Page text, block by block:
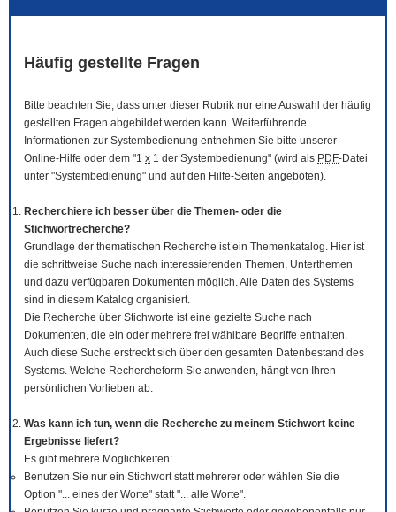
Häufig gestellte Fragen
Bitte beachten Sie, dass unter dieser Rubrik nur eine Auswahl der häufig
gestellten Fragen abgebildet werden kann. Weiterführende
Informationen zur Systembedienung entnehmen Sie bitte unserer
Online-Hilfe oder dem "1 x 1 der Systembedienung" (wird als PDF-Datei
unter "Systembedienung" und auf den Hilfe-Seiten angeboten).
Recherchiere ich besser über die Themen- oder die
Stichwortrecherche?
Grundlage der thematischen Recherche ist ein Themenkatalog. Hier ist
die schrittweise Suche nach interessierenden Themen, Unterthemen
und dazu verfügbaren Dokumenten möglich. Alle Daten des Systems
sind in diesem Katalog organisiert.
Die Recherche über Stichworte ist eine gezielte Suche nach
Dokumenten, die ein oder mehrere frei wählbare Begriffe enthalten.
Auch diese Suche erstreckt sich über den gesamten Datenbestand des
Systems. Welche Rechercheform Sie anwenden, hängt von Ihren
persönlichen Vorlieben ab.
Was kann ich tun, wenn die Recherche zu meinem Stichwort keine
Ergebnisse liefert?
Es gibt mehrere Möglichkeiten:
Benutzen Sie nur ein Stichwort statt mehrerer oder wählen Sie die
Option "... eines der Worte" statt "... alle Worte".